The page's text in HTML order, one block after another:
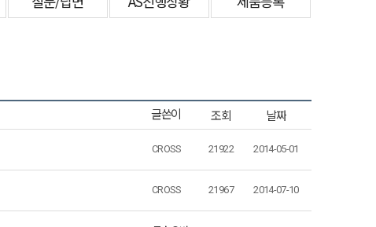
글쓴이 조회 날짜
CROSS 21922 2014-05-01
CROSS 21967 2014-07-10